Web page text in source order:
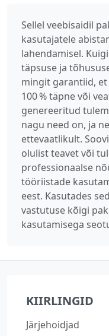
Sellel veebisaidil
kasutajatele
lahendamisel.
täpsuse ja
mingit garantiid,
100 % täpne või
genereeritud
nagu need on, ja
ettevaatlikult.
olulist teavet või
professionaalse
tööriistade
eest. Kasutades
vastutuse kõigi
kasutamisega
KIIRLINGID
Järjehoidjad